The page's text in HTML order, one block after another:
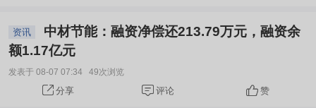
资讯
额1.17亿元
发表于 08-07 07:34 49次浏览
分享 评论 赞